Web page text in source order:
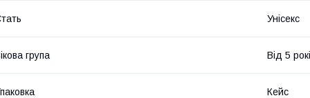
Унісекс
група Від 5
Кейс